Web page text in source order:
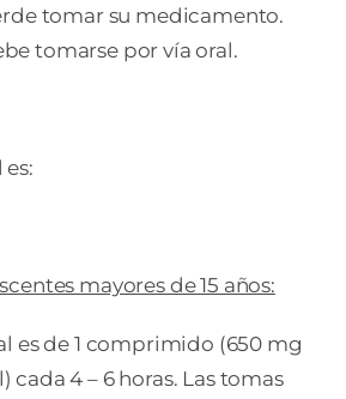
tomar su medicamento.
tomarse por vía oral.
mayores de 15 años:
es de 1 comprimido (650 mg
cada 4 – 6 horas. Las tomas